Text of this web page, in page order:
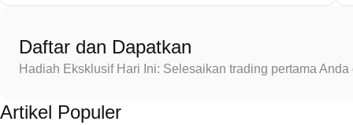
Daftar dan Dapatkan
Hadiah Eksklusif Hari Ini: Selesaikan trading pertama
Artikel Populer